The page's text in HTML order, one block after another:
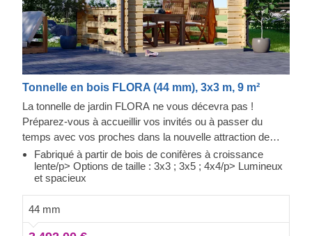
Tonnelle en bois FLORA (44 mm), 3x3 m, 9 m²
La tonnelle de jardin FLORA ne vous décevra pas !
Préparez-vous à accueillir vos invités ou à passer du
temps avec vos proches dans la nouvelle attraction de
votre jardin ! Cette tonnelle est parfaite pour s'asseoir et
prendre l'air, sortir son ordinateur portable pour travailler ou
changer d'emplacement lorsque vous recevez des invités.
Cette tonnelle a peut-être l'air chic, mais son prix vous
surprendra ! Impressionnez vos amis et votre famille en
Fabriqué à partir de bois de conifères à croissance
lente/p> Options de taille : 3x3 ; 3x5 ; 4x4/p> Lumineux
et spacieux
44 mm